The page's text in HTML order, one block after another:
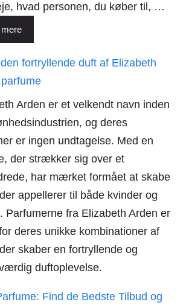
hvad personen, du køber til, …
fortryllende duft af Elizabeth
Arden er et velkendt navn inden
og deres
er ingen undtagelse. Med en
der strækker sig over et
har mærket formået at skabe
appellerer til både kvinder og
Parfumerne fra Elizabeth Arden er
deres unikke kombinationer af
skaber en fortryllende og
duftoplevelse.
Find de Bedste Tilbud og